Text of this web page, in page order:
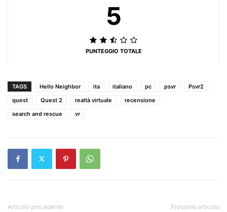
5
PUNTEGGIO TOTALE
TAGS Hello Neighbor ita italiano pc psvr
Psvr2
quest
Quest 2 realtà virtuale
recensione
search and rescue
vr
Articolo precedente Prossimo articolo